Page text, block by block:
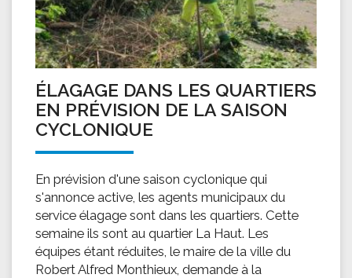
ÉLAGAGE DANS LES QUARTIERS
EN PRÉVISION DE LA SAISON
CYCLONIQUE
En prévision d'une saison cyclonique qui
s'annonce active, les agents municipaux du
service élagage sont dans les quartiers. Cette
semaine ils sont au quartier La Haut. Les
équipes étant réduites, le maire de la ville du
Robert Alfred Monthieux, demande à la